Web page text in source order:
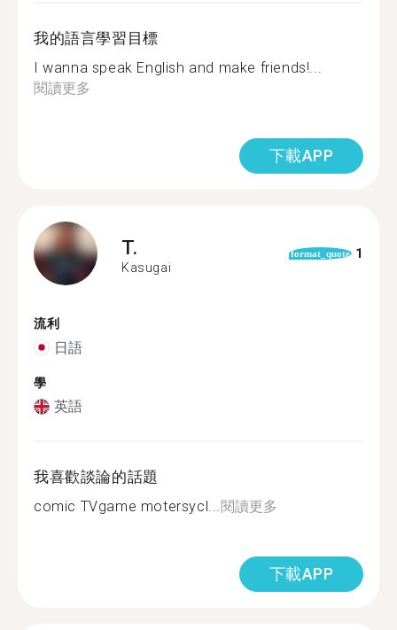
我的語言學習目標
I wanna speak English and make friends!...
閱讀更多
下載APP
T.
Kasugai
format_quote 1
流利
日語
學
英語
我喜歡談論的話題
comic TVgame motersycl...閱讀更多
下載APP